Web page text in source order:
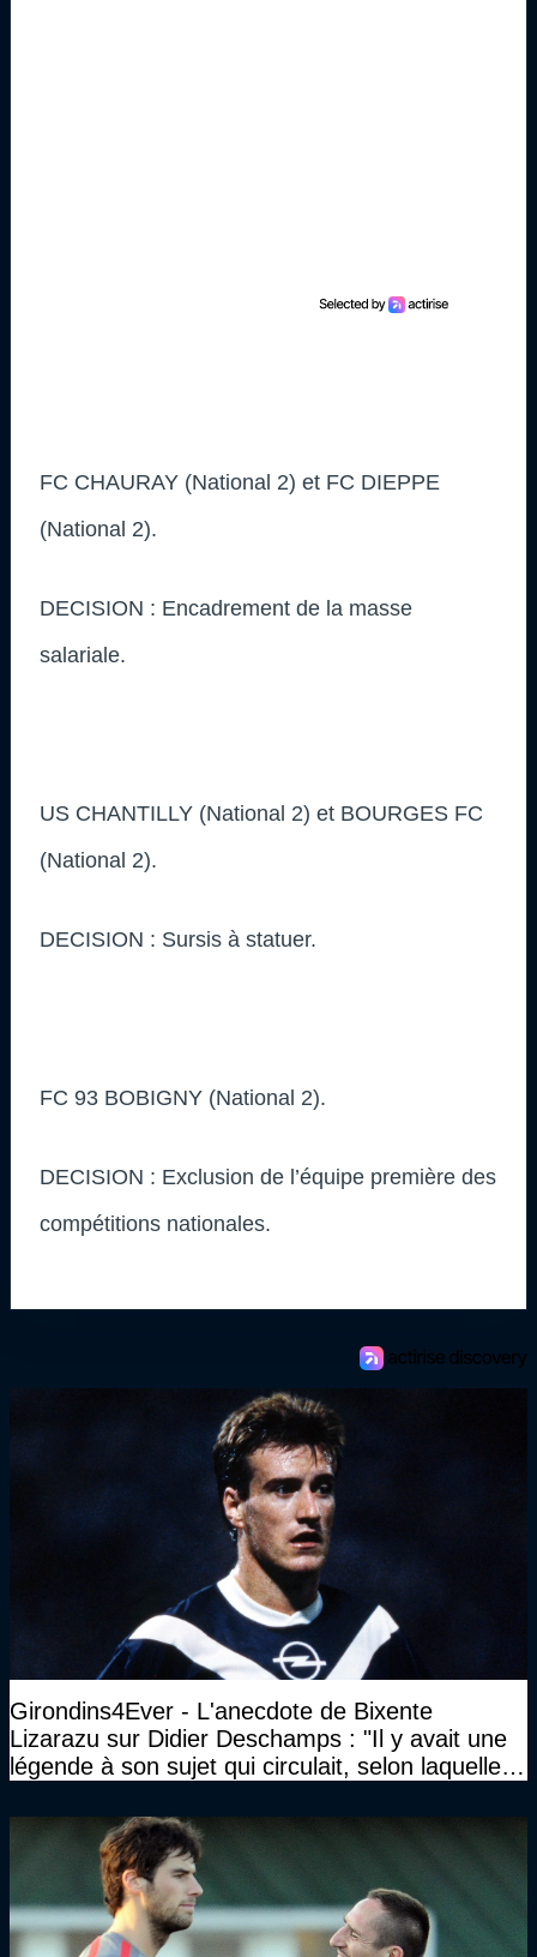
FC CHAURAY (National 2) et FC DIEPPE
(National 2).
DECISION : Encadrement de la masse
salariale.
US CHANTILLY (National 2) et BOURGES FC
(National 2).
DECISION : Sursis à statuer.
FC 93 BOBIGNY (National 2).
DECISION : Exclusion de l’équipe première des
compétitions nationales.
Girondins4Ever - L'anecdote de Bixente
Lizarazu sur Didier Deschamps : "Il y avait une
légende à son sujet qui circulait, selon laquelle il